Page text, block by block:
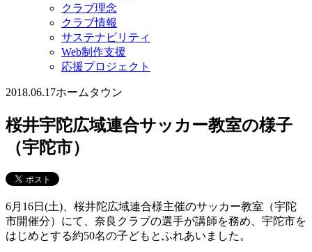
クラブ理念
クラブ情報
サステナビリティ
Web制作支援
応援プロジェクト
2018.06.17ホームタウン
桜井宇陀広域連合サッカー教室の様子
（宇陀市）
6月16日(土)、桜井陀広域連合様主催のサッカー教室（宇陀
市開催分）にて、奈良クラブの選手が講師を務め、宇陀市を
はじめとする約50名の子どもとふれあいました。